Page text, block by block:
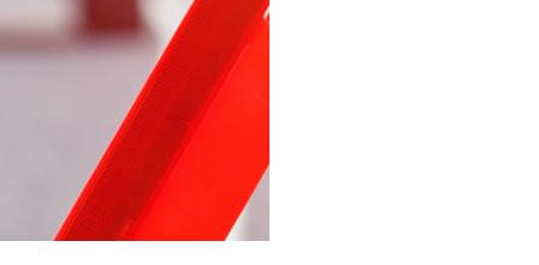
Pagina non disponibile
هذه الصفحة غير متوفرة